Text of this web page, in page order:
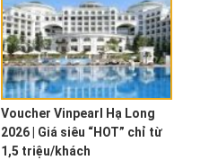
Voucher Vinpearl Hạ Long
2026 | Giá siêu “HOT” chỉ từ
1,5 triệu/khách